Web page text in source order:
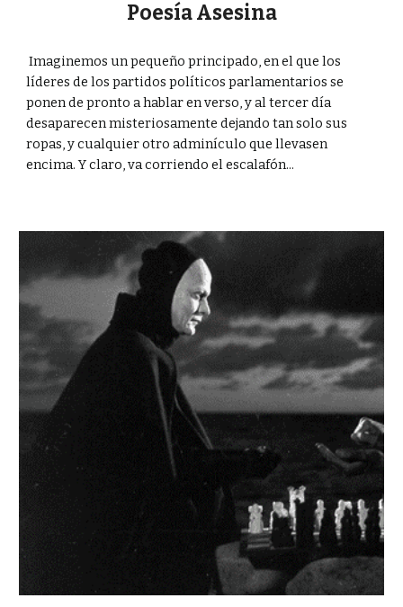
Poesía Asesina
Imaginemos un pequeño principado, en el que los
líderes de los partidos políticos parlamentarios se
ponen de pronto a hablar en verso, y al tercer día
desaparecen misteriosamente dejando tan solo sus
ropas, y cualquier otro adminículo que llevasen
encima. Y claro, va corriendo el escalafón...